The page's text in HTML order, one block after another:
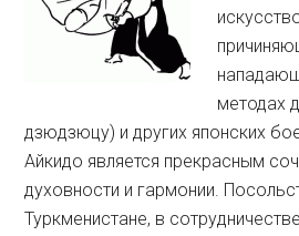
методах
дзюдзюцу) и других японских
Айкидо является прекрасным
духовности и гармонии.
Туркменистане, в